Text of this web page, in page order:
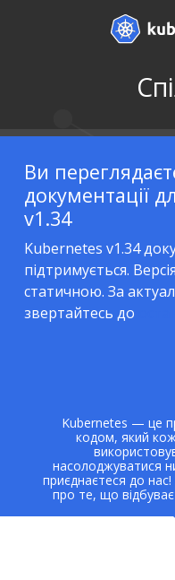
Ви
документації
v1.34
Kubernetes v1.34
підтримується.
статичною. За
звертайтесь до
Kubernetes — це
кодом, який
насолоджуватися
приєднаєтеся до нас!
про те, що